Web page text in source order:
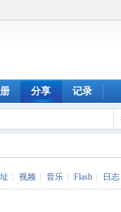
分享 记录
视频 音乐 Flash 日志